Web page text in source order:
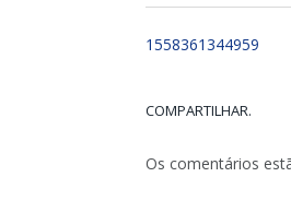
1558361344959
COMPARTILHAR.
Os comentários